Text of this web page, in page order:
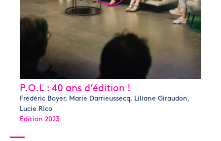
P.O.L : 40 ans d’édition !
Frédéric Boyer, Marie Darrieussecq, Liliane Giraudon,
Lucie Rico
Édition 2023